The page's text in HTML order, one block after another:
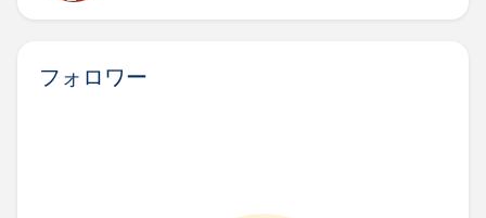
フォロワー